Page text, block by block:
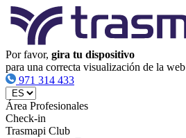
Por favor, gira tu dispositivo
para una correcta visualización de la web
971 314 433
Área Profesionales
Check-in
Trasmapi Club